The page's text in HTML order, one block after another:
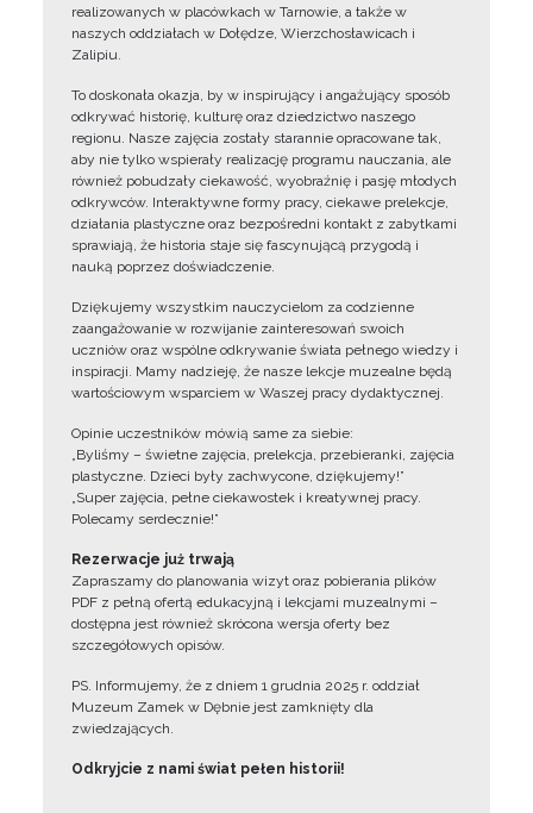
realizowanych w placówkach w Tarnowie, a także w
naszych oddziałach w Dołędze, Wierzchosławicach i
Zalipiu.
To doskonała okazja, by w inspirujący i angażujący sposób
odkrywać historię, kulturę oraz dziedzictwo naszego
regionu. Nasze zajęcia zostały starannie opracowane tak,
aby nie tylko wspierały realizację programu nauczania, ale
również pobudzały ciekawość, wyobraźnię i pasję młodych
odkrywców. Interaktywne formy pracy, ciekawe prelekcje,
działania plastyczne oraz bezpośredni kontakt z zabytkami
sprawiają, że historia staje się fascynującą przygodą i
nauką poprzez doświadczenie.
Dziękujemy wszystkim nauczycielom za codzienne
zaangażowanie w rozwijanie zainteresowań swoich
uczniów oraz wspólne odkrywanie świata pełnego wiedzy i
inspiracji. Mamy nadzieję, że nasze lekcje muzealne będą
wartościowym wsparciem w Waszej pracy dydaktycznej.
Opinie uczestników mówią same za siebie:
„Byliśmy – świetne zajęcia, prelekcja, przebieranki, zajęcia
plastyczne. Dzieci były zachwycone, dziękujemy!”
„Super zajęcia, pełne ciekawostek i kreatywnej pracy.
Polecamy serdecznie!”
Rezerwacje już trwają
Zapraszamy do planowania wizyt oraz pobierania plików
PDF z pełną ofertą edukacyjną i lekcjami muzealnymi –
dostępna jest również skrócona wersja oferty bez
szczegółowych opisów.
PS. Informujemy, że z dniem 1 grudnia 2025 r. oddział
Muzeum Zamek w Dębnie jest zamknięty dla
zwiedzających.
Odkryjcie z nami świat pełen historii!